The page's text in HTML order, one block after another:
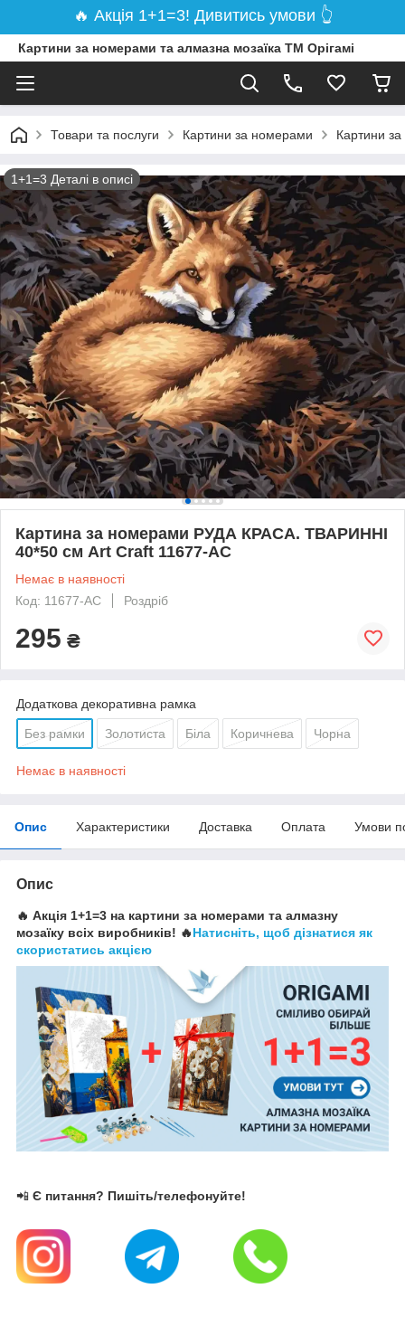
🔥 Акція 1+1=3! Дивитись умови 👆
Картини за номерами та алмазна мозаїка ТМ Орігамі
Товари та послуги Картини за номерами Картини
1+1=3 Деталі в описі
Картина за номерами РУДА КРАСА. ТВАРИННІ
40*50 см Art Craft 11677-AC
Немає в наявності
Код: 11677-AC
Роздріб
295 ₴
Додаткова декоративна рамка
Без рамки Золотиста Біла Коричнева Чорна
Немає в наявності
Опис Характеристики Доставка Оплата Умови
Опис
🔥 Акція 1+1=3 на картини за номерами та алмазну
мозаїку всіх виробників! 🔥Натисніть, щоб дізнатися як
скористатись акцією
📲 Є питання? Пишіть/телефонуйте!